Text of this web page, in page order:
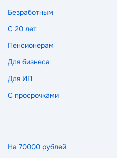
Безработным
С 20 лет
Пенсионерам
Для бизнеса
Для ИП
С просрочками
На 70000 рублей